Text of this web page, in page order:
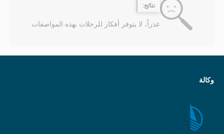
نتائج:
عذراً، لا يتوفر أفكار للرحلات بهذه المواصفات
وكالة